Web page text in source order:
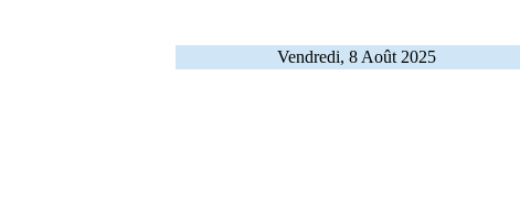
Vendredi, 8 Août 2025